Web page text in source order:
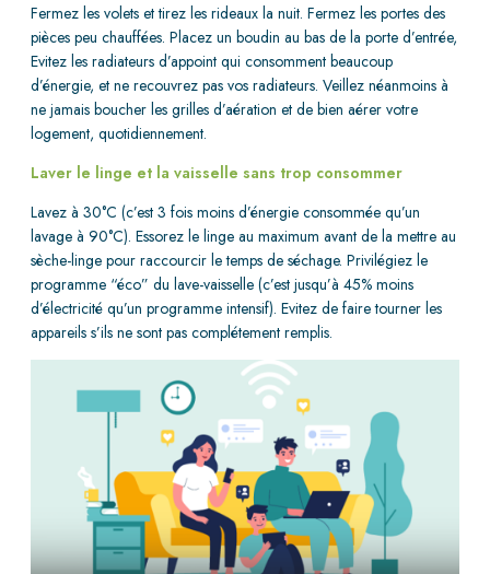
Fermez les volets et tirez les rideaux la nuit. Fermez les portes des
pièces peu chauffées. Placez un boudin au bas de la porte d’entrée,
Evitez les radiateurs d’appoint qui consomment beaucoup
d’énergie, et ne recouvrez pas vos radiateurs. Veillez néanmoins à
ne jamais boucher les grilles d’aération et de bien aérer votre
logement, quotidiennement.
Laver le linge et la vaisselle sans trop consommer
Lavez à 30°C (c’est 3 fois moins d’énergie consommée qu’un
lavage à 90°C). Essorez le linge au maximum avant de la mettre au
sèche-linge pour raccourcir le temps de séchage. Privilégiez le
programme “éco” du lave-vaisselle (c’est jusqu’à 45% moins
d’électricité qu’un programme intensif). Evitez de faire tourner les
appareils s’ils ne sont pas complétement remplis.